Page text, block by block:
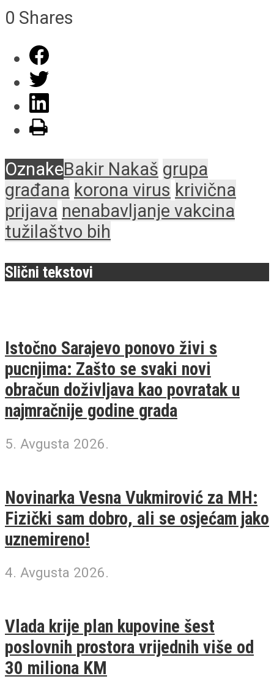
0 Shares
OznakeBakir Nakaš grupa
građana korona virus krivična
prijava nenabavljanje vakcina
tužilaštvo bih
Slični tekstovi
Istočno Sarajevo ponovo živi s
pucnjima: Zašto se svaki novi
obračun doživljava kao povratak u
najmračnije godine grada
5. Avgusta 2026.
Novinarka Vesna Vukmirović za MH:
Fizički sam dobro, ali se osjećam jako
uznemireno!
4. Avgusta 2026.
Vlada krije plan kupovine šest
poslovnih prostora vrijednih više od
30 miliona KM